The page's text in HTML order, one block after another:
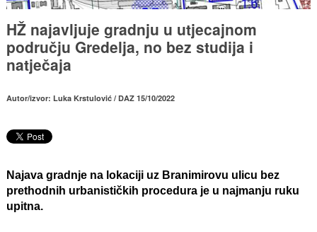
HŽ najavljuje gradnju u utjecajnom
području Gredelja, no bez studija i
natječaja
Autor/izvor: Luka Krstulović / DAZ 15/10/2022
Najava gradnje na lokaciji uz Branimirovu ulicu bez
prethodnih urbanističkih procedura je u najmanju ruku
upitna.